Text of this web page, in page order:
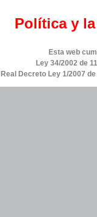
Política y
Esta web
Ley 34/2002 de
Real Decreto Ley 1/2007